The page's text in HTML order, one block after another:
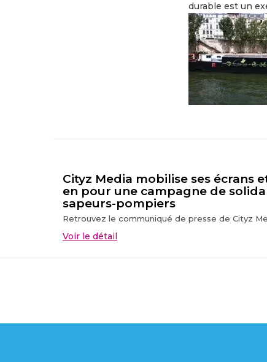
durable est un
Cityz Media mobilise ses écrans
en pour une campagne de
sapeurs-pompiers
Retrouvez le communiqué de presse de Cityz
Voir le détail